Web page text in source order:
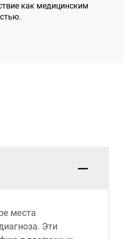
как медицинским
места
Эти